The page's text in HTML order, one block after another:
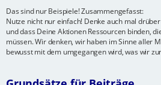
Das sind nur Beispiele! Zusammengefasst:
Nutze nicht nur einfach! Denke auch mal
und dass Deine Aktionen Ressourcen binden,
müssen. Wir denken, wir haben im Sinne aller
bewusst mit dem umgegangen wird, was wir